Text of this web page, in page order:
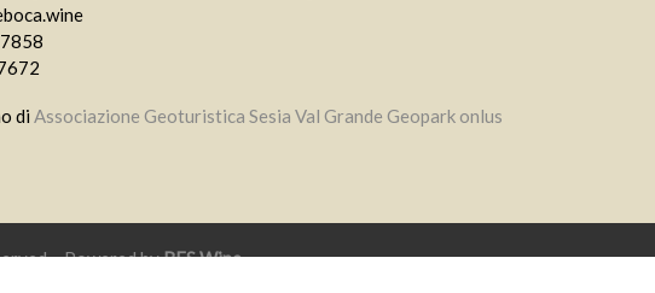
di Associazione Geoturistica Sesia Val Grande Geopark onlus
– Powered byRES Wine